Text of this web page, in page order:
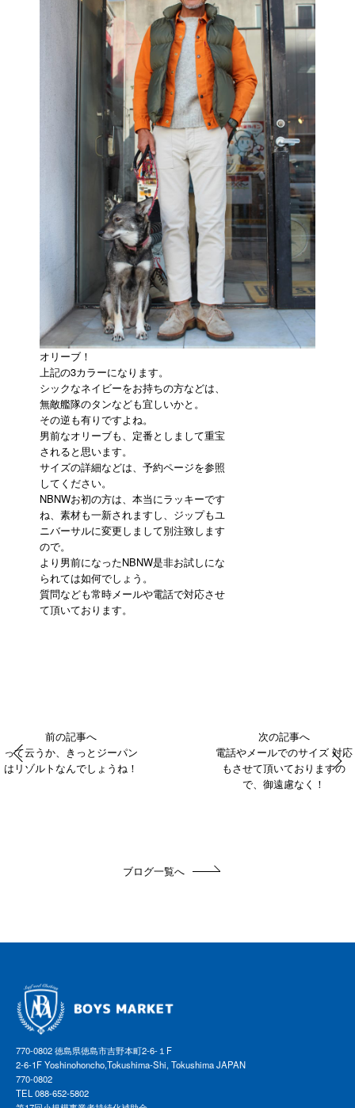
オリーブ！
上記の3カラーになります。
シックなネイビーをお持ちの方などは、
無敵艦隊のタンなども宜しいかと。
その逆も有りですよね。
男前なオリーブも、定番としまして重宝
されると思います。
サイズの詳細などは、予約ページを参照
してください。
NBNWお初の方は、本当にラッキーです
ね、素材も一新されますし、ジップもユ
ニバーサルに変更しまして別注致します
ので。
より男前になったNBNW是非お試しにな
られては如何でしょう。
質問なども常時メールや電話で対応させ
て頂いております。
前の記事へ
って云うか、きっとジーパン
はリゾルトなんでしょうね！
次の記事へ
電話やメールでのサイズ 対応
もさせて頂いておりますの
で、御遠慮なく！
ブログ一覧へ
770-0802 徳島県徳島市吉野本町2-6-１F
2-6-1F Yoshinohoncho,Tokushima-Shi, Tokushima JAPAN
770-0802
TEL 088-652-5802